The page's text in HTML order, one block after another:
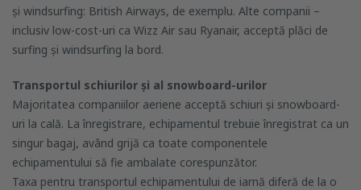
și windsurfing: British Airways, de exemplu. Alte companii –
inclusiv low-cost-uri ca Wizz Air sau Ryanair, acceptă plăci de
surfing și windsurfing la bord.
Transportul schiurilor și al snowboard-urilor
Majoritatea companiilor aeriene acceptă schiuri și snowboard-
uri la cală. La înregistrare, echipamentul trebuie înregistrat ca un
singur bagaj, având grijă ca toate componentele
echipamentului să fie ambalate corespunzător.
Taxa pentru transportul echipamentului de iarnă diferă de la o